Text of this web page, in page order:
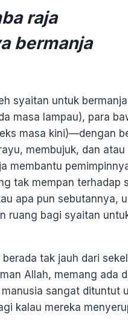
raja
bermanja
syaitan untuk
masa lampau), para
masa kini)—dengan
membujuk, dan
membantu
tak mempan terhadap
apa pun sebutannya,
ruang bagi syaitan
tak jauh dari
Allah, memang ada
manusia sangat
kalau mereka